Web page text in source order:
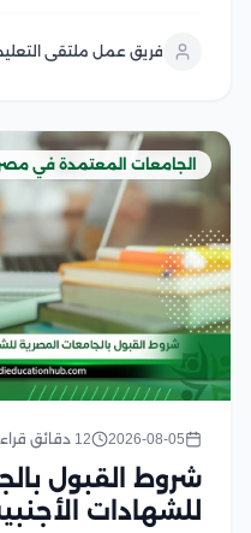
المطلوبة، واستيفاء
فريق عمل ملتقى
الجامعات المعتمدة في
2026-08-05 12 دقائق قراءة
شروط القبول
للشهادات الأجنبية